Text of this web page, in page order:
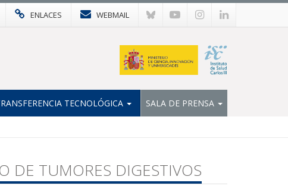
ENLACES WEBMAIL
TECNOLÓGICA SALA DE PRENSA
DE TUMORES DIGESTIVOS